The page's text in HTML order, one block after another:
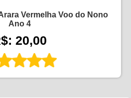
Vermelha Voo do Nono
Ano 4
20,00